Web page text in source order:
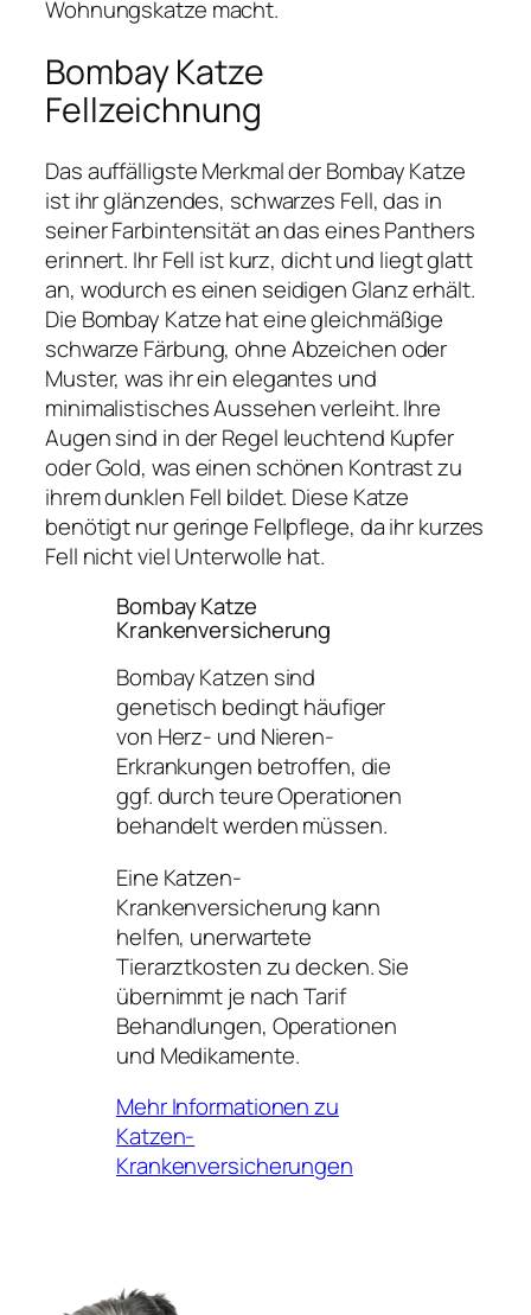
Wohnungskatze macht.
Bombay Katze
Fellzeichnung
Das auffälligste Merkmal der Bombay Katze
ist ihr glänzendes, schwarzes Fell, das in
seiner Farbintensität an das eines Panthers
erinnert. Ihr Fell ist kurz, dicht und liegt glatt
an, wodurch es einen seidigen Glanz erhält.
Die Bombay Katze hat eine gleichmäßige
schwarze Färbung, ohne Abzeichen oder
Muster, was ihr ein elegantes und
minimalistisches Aussehen verleiht. Ihre
Augen sind in der Regel leuchtend Kupfer
oder Gold, was einen schönen Kontrast zu
ihrem dunklen Fell bildet. Diese Katze
benötigt nur geringe Fellpflege, da ihr kurzes
Fell nicht viel Unterwolle hat.
Bombay Katze
Krankenversicherung
Bombay Katzen sind
genetisch bedingt häufiger
von Herz- und Nieren-
Erkrankungen betroffen, die
ggf. durch teure Operationen
behandelt werden müssen.
Eine Katzen-
Krankenversicherung kann
helfen, unerwartete
Tierarztkosten zu decken. Sie
übernimmt je nach Tarif
Behandlungen, Operationen
und Medikamente.
Mehr Informationen zu
Katzen-
Krankenversicherungen